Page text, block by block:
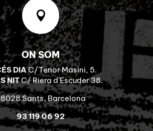

ON SOM
DIAC/Tenor Masini, 5.
NITC/ Riera d’Escuder 38.
Sants, Barcelona
93 119 06 92